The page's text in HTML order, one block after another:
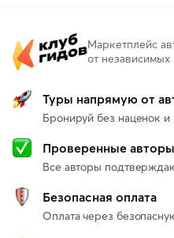
Маркетплейс
от независимых
Туры напрямую от
Бронируй без наценок
Проверенные авторы
Все авторы
Безопасная оплата
Оплата через